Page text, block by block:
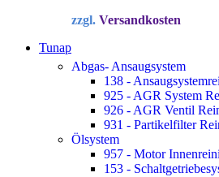
war:
ist:
zzgl. Versandkosten
Tunap
Abgas- Ansaugsystem
138 -
925 - AGR System
926 - AGR Ventil
931 - Partikelfilter
Ölsystem
957 - Motor
153 -